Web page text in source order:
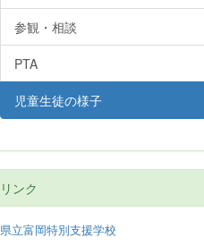
参観・相談
PTA
児童生徒の様子
リンク
県立富岡特別支援学校